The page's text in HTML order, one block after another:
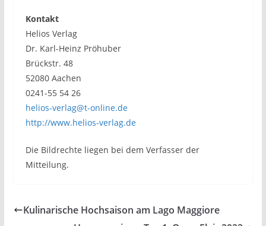
Kontakt
Helios Verlag
Dr. Karl-Heinz Pröhuber
Brückstr. 48
52080 Aachen
0241-55 54 26
helios-verlag@t-online.de
http://www.helios-verlag.de
Die Bildrechte liegen bei dem Verfasser der
Mitteilung.
Kulinarische Hochsaison am Lago Maggiore